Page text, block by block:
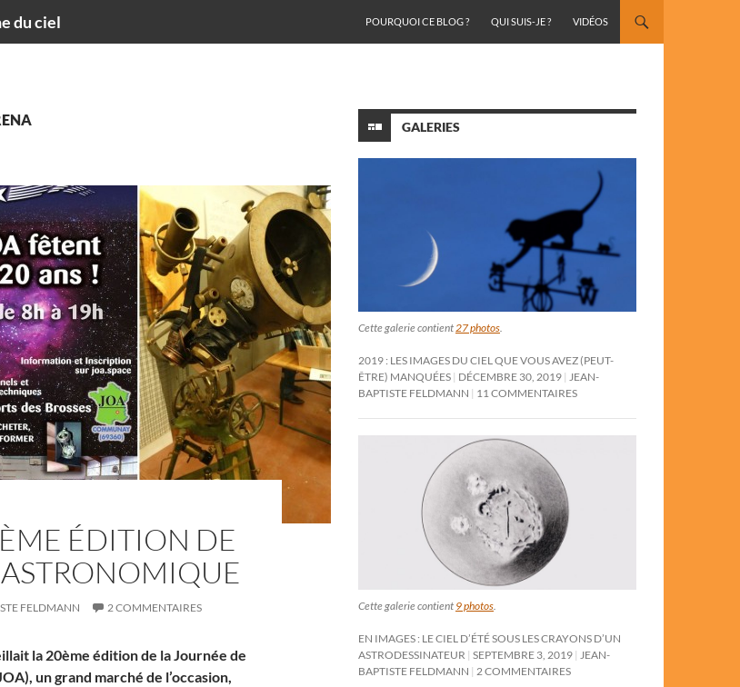
du ciel
POURQUOI CE BLOG ?
QUI SUIS-JE ? VIDÉOS
ÉDITION DE
ASTRONOMIQUE
FELDMANN 2 COMMENTAIRES
la 20ème édition de la Journée de
un grand marché de l’occasion,
GALERIES
Cette galerie contient27 photos.
2019 : LES IMAGES DU CIEL QUE VOUS AVEZ (PEUT-
ÊTRE) MANQUÉES DÉCEMBRE 30, 2019 JEAN-
BAPTISTE FELDMANN
11 COMMENTAIRES
Cette galerie contient 9 photos
EN IMAGES : LE CIEL D’ÉTÉ SOUS LES CRAYONS D’UN
ASTRODESSINATEUR SEPTEMBRE 3, 2019
JEAN-
BAPTISTE FELDMANN
2 COMMENTAIRES